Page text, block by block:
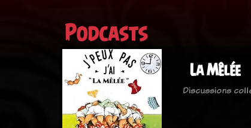
Podcasts
La Mêlée
Discussions